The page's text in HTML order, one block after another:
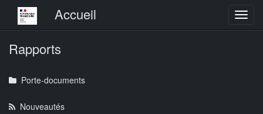
Menu principalAccueil
Rapports
Porte-documents
Nouveautés